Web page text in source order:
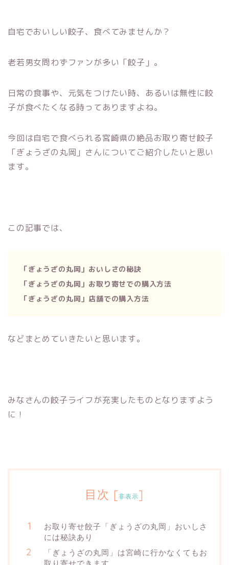
自宅でおいしい餃子、食べてみませんか？
老若男女問わずファンが多い「餃子」。
日常の食事や、元気をつけたい時、あるいは無性に餃
子が食べたくなる時ってありますよね。
今回は自宅で食べられる宮崎県の絶品お取り寄せ餃子
「ぎょうざの丸岡」さんについてご紹介したいと思い
ます。
この記事では、
「ぎょうざの丸岡」おいしさの秘訣
「ぎょうざの丸岡」お取り寄せでの購入方法
「ぎょうざの丸岡」店舗での購入方法
などまとめていきたいと思います。
みなさんの餃子ライフが充実したものとなりますよう
に！
目次 [非表示]
お取り寄せ餃子「ぎょうざの丸岡」おいしさ
には秘訣あり
「ぎょうざの丸岡」は宮崎に行かなくてもお